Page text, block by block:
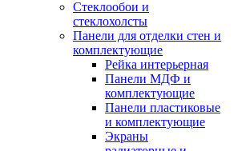
Стеклообои и
стеклохолсты
Панели для отделки стен и
комплектующие
Рейка интерьерная
Панели МДФ и
комплектующие
Панели пластиковые
и комплектующие
Экраны